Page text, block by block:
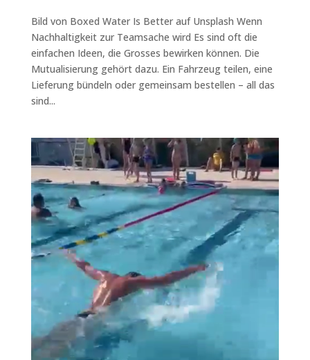
Bild von Boxed Water Is Better auf Unsplash Wenn
Nachhaltigkeit zur Teamsache wird Es sind oft die
einfachen Ideen, die Grosses bewirken können. Die
Mutualisierung gehört dazu. Ein Fahrzeug teilen, eine
Lieferung bündeln oder gemeinsam bestellen – all das
sind...